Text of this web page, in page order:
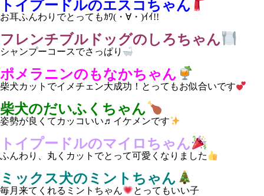
トイプードルのエスコちゃん
お耳ふんわりでとってもｶﾜ(・∀・)ｲｲ!!
フレンチブルドッグのしろちゃん
シャンプーコースでさっぱり
ポメラニンのもなかちゃん
柴犬カットでイメチェン大成功！とってもお似合いです
柴犬のだいふくちゃん
姿勢が良くてカッコいい♬イケメンです
トイプードルのマイロちゃん
ふんわり、丸くカットでとって可愛くなりました
ミックス犬のミントちゃん
毎月来てくれるミントちゃん とってもいい子